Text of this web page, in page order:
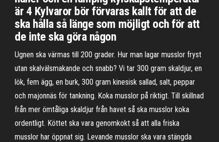
är 4 Kylvaror bör förvaras kallt för att de
ska hålla så länge som möjligt och för att
de inte ska göra någon
Ugnen ska värmas till 200 grader. Hur man lagar musslor fryst
utan skalvälsmakande och snabb? Vi tar 300 gram skaldjur, en
lök, fem ägg, en burk, 300 gram kinesisk sallad, salt, peppar
och majonnäs för tankning. Koka musslor på riktigt. Till skillnad
från mer ömtåliga skaldjur från havet så ska musslor koka
ordentligt. Köttet ska vara genomkokt så att alla friska
musslor har öppnat sig. Levande musslor ska vara stängda